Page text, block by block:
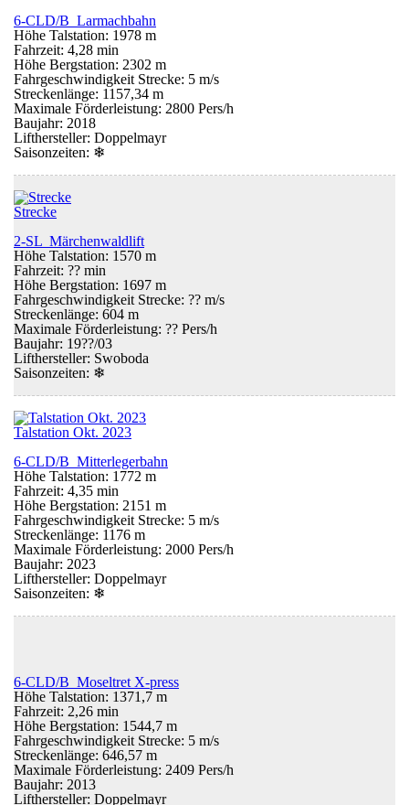
6-CLD/B Larmachbahn
Höhe Talstation: 1978 m
Fahrzeit: 4,28 min
Höhe Bergstation: 2302 m
Fahrgeschwindigkeit Strecke: 5 m/s
Streckenlänge: 1157,34 m
Maximale Förderleistung: 2800 Pers/h
Baujahr: 2018
Lifthersteller: Doppelmayr
Saisonzeiten: ❄
Strecke
2-SL Märchenwaldlift
Höhe Talstation: 1570 m
Fahrzeit: ?? min
Höhe Bergstation: 1697 m
Fahrgeschwindigkeit Strecke: ?? m/s
Streckenlänge: 604 m
Maximale Förderleistung: ?? Pers/h
Baujahr: 19??/03
Lifthersteller: Swoboda
Saisonzeiten: ❄
Talstation Okt. 2023
6-CLD/B Mitterlegerbahn
Höhe Talstation: 1772 m
Fahrzeit: 4,35 min
Höhe Bergstation: 2151 m
Fahrgeschwindigkeit Strecke: 5 m/s
Streckenlänge: 1176 m
Maximale Förderleistung: 2000 Pers/h
Baujahr: 2023
Lifthersteller: Doppelmayr
Saisonzeiten: ❄
6-CLD/B Moseltret X-press
Höhe Talstation: 1371,7 m
Fahrzeit: 2,26 min
Höhe Bergstation: 1544,7 m
Fahrgeschwindigkeit Strecke: 5 m/s
Streckenlänge: 646,57 m
Maximale Förderleistung: 2409 Pers/h
Baujahr: 2013
Lifthersteller: Doppelmayr